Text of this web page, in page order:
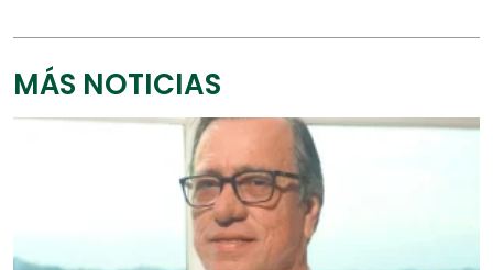
MÁS NOTICIAS